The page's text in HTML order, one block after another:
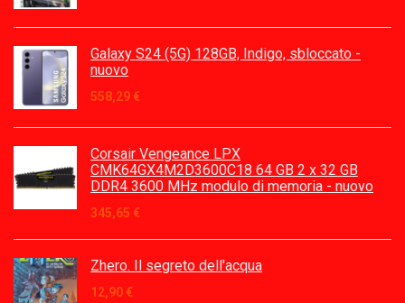
Galaxy S24 (5G) 128GB, Indigo, sbloccato -
nuovo
558,29 €
Corsair Vengeance LPX
CMK64GX4M2D3600C18 64 GB 2 x 32 GB
DDR4 3600 MHz modulo di memoria - nuovo
345,65 €
Zhero. Il segreto dell'acqua
12,90 €